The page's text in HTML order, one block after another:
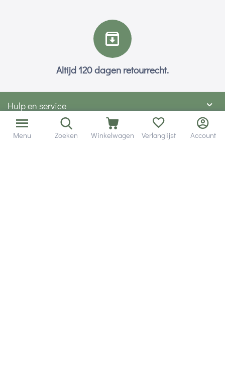
Altijd 120 dagen retourrecht.
Hulp en service
Contact gegevens
Menu Zoeken Winkelwagen Verlanglijst Account